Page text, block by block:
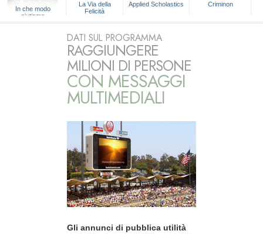
In che modo
aiutiamo
La Via della
Felicità
Applied Scholastics Criminon
DATI SUL PROGRAMMA
RAGGIUNGERE
MILIONI DI PERSONE
CON MESSAGGI
MULTIMEDIALI
Gli annunci di pubblica utilità